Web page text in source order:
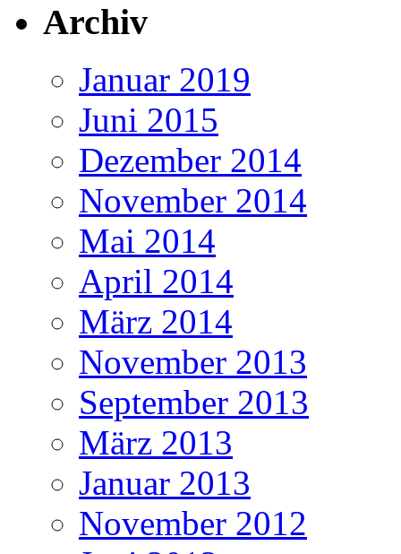
Archiv
Januar 2019
Juni 2015
Dezember 2014
November 2014
Mai 2014
April 2014
März 2014
November 2013
September 2013
März 2013
Januar 2013
November 2012